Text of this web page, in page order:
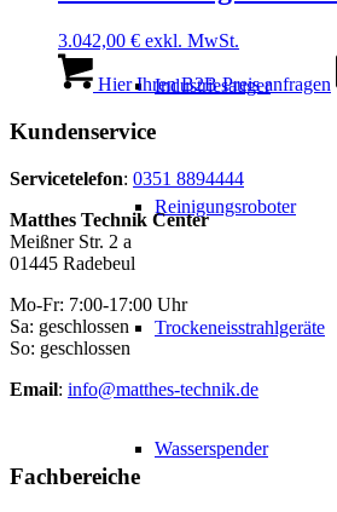
Industriesauger
Reinigungsroboter
Trockeneisstrahlgeräte
Wasserspender
3.042,00 € exkl. MwSt.
Hier Ihren B2B Preis anfragen
Kundenservice
Servicetelefon: 0351 8894444
Matthes Technik Center
Meißner Str. 2 a
01445 Radebeul
Mo-Fr: 7:00-17:00 Uhr
Sa: geschlossen
So: geschlossen
Email: info@matthes-technik.de
Fachbereiche